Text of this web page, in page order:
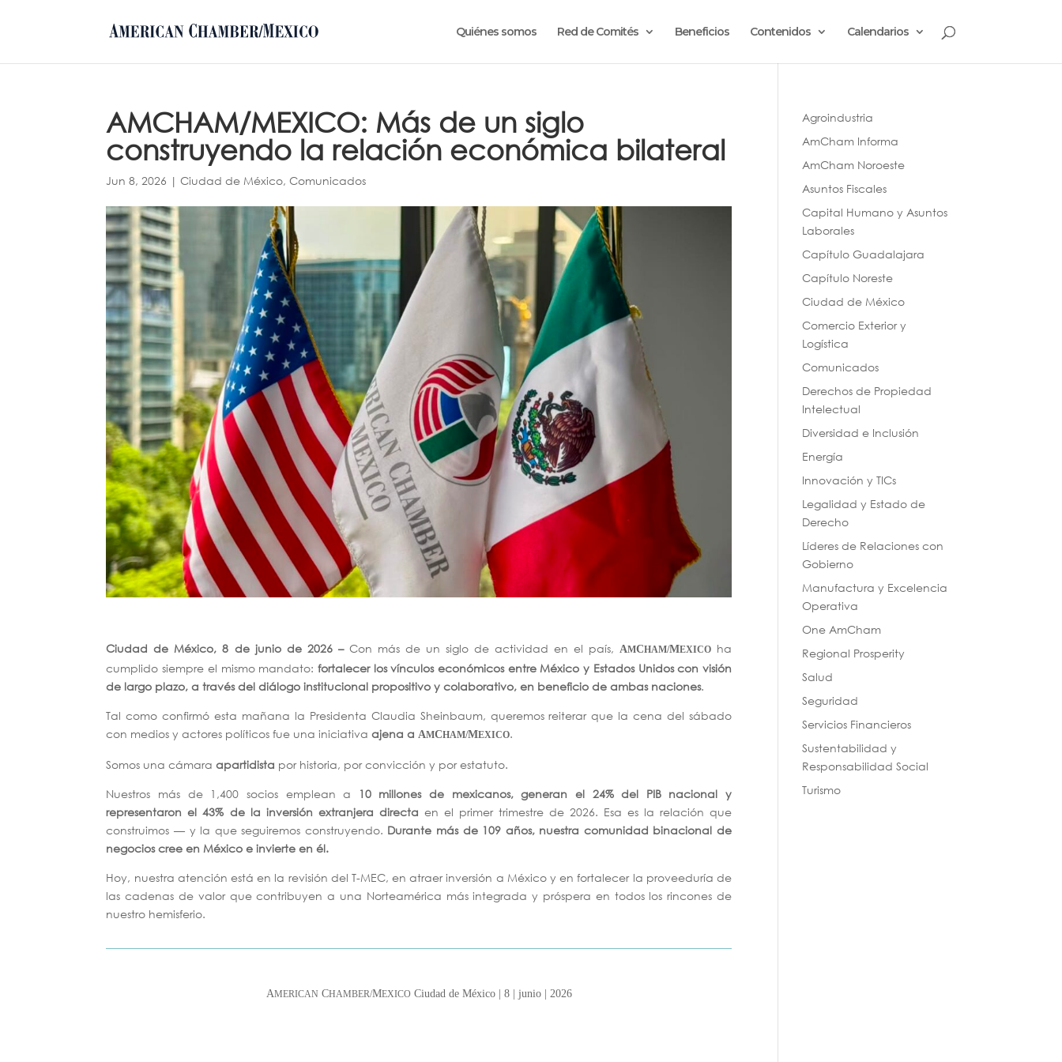
Quiénes somos Red de Comités Beneficios Contenidos Calendarios
AMCHAM/MEXICO: Más de un siglo
construyendo la relación económica bilateral
Jun 8, 2026 |Ciudad de México,Comunicados
Ciudad de México, 8 de junio de 2026 –Con más de un siglo de actividad en el país, AMCHAM/MEXICO ha
cumplido siempre el mismo mandato: fortalecer los vínculos económicos entre México y Estados Unidos con visión
de largo plazo, a través del diálogo institucional propositivo y colaborativo, en beneficio de ambas naciones.
Tal como confirmó esta mañana la Presidenta Claudia Sheinbaum, queremos reiterar que la cena del sábado
con medios y actores políticos fue una iniciativaajena aAMCHAM/MEXICO.
Somos una cámaraapartidista por historia, por convicción y por estatuto.
Nuestros más de 1,400 socios emplean a
10 millones de mexicanos, generan el 24% del PIB nacional y
representaron el 43% de la inversión extranjera directa en el primer trimestre de 2026. Esa es la relación que
construimos — y la que seguiremos construyendo. Durante más de 109 años, nuestra comunidad binacional de
negocios cree en México e invierte en él.
Hoy, nuestra atención está en la revisión del T-MEC, en atraer inversión a México y en fortalecer la proveeduría de
las cadenas de valor que contribuyen a una Norteamérica más integrada y próspera en todos los rincones de
nuestro hemisferio.
AMERICAN CHAMBER/MEXICOCiudad de México | 8 | junio | 2026
Agroindustria
AmCham Informa
AmCham Noroeste
Asuntos Fiscales
Capital Humano y Asuntos
Laborales
Capítulo Guadalajara
Capítulo Noreste
Ciudad de México
Comercio Exterior y
Logística
Comunicados
Derechos de Propiedad
Intelectual
Diversidad e Inclusión
Energía
Innovación y TICs
Legalidad y Estado de
Derecho
Líderes de Relaciones con
Gobierno
Manufactura y Excelencia
Operativa
One AmCham
Regional Prosperity
Salud
Seguridad
Servicios Financieros
Sustentabilidad y
Responsabilidad Social
Turismo